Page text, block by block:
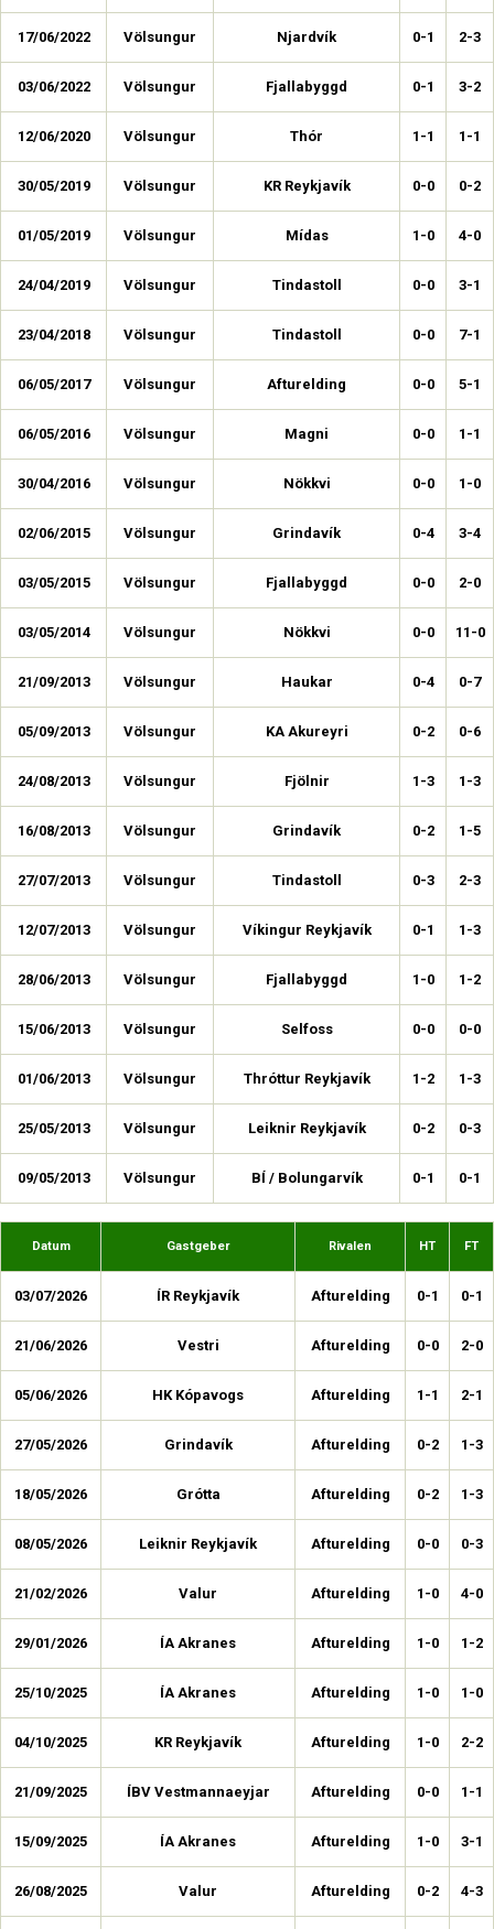
17/06/2022 Völsungur Njardvík 0-1 2-3
03/06/2022 Völsungur Fjallabyggd 0-1 3-2
12/06/2020 Völsungur Thór 1-1 1-1
30/05/2019 Völsungur KR Reykjavík 0-0 0-2
01/05/2019 Völsungur Mídas 1-0 4-0
24/04/2019 Völsungur Tindastoll 0-0 3-1
23/04/2018 Völsungur Tindastoll 0-0 7-1
06/05/2017 Völsungur Afturelding 0-0 5-1
06/05/2016 Völsungur Magni 0-0 1-1
30/04/2016 Völsungur Nökkvi 0-0 1-0
02/06/2015 Völsungur Grindavík 0-4 3-4
03/05/2015 Völsungur Fjallabyggd 0-0 2-0
03/05/2014 Völsungur Nökkvi 0-0 11-0
21/09/2013 Völsungur Haukar 0-4 0-7
05/09/2013 Völsungur KA Akureyri 0-2 0-6
24/08/2013 Völsungur Fjölnir 1-3 1-3
16/08/2013 Völsungur Grindavík 0-2 1-5
27/07/2013 Völsungur Tindastoll 0-3 2-3
12/07/2013 Völsungur Víkingur Reykjavík 0-1 1-3
28/06/2013 Völsungur Fjallabyggd 1-0 1-2
15/06/2013 Völsungur Selfoss 0-0 0-0
01/06/2013 Völsungur Thróttur Reykjavík 1-2 1-3
25/05/2013 Völsungur Leiknir Reykjavík 0-2 0-3
09/05/2013 Völsungur BÍ / Bolungarvík 0-1 0-1
Datum Gastgeber Rivalen HT FT
03/07/2026 ÍR Reykjavík Afturelding 0-1 0-1
21/06/2026 Vestri Afturelding 0-0 2-0
05/06/2026 HK Kópavogs Afturelding 1-1 2-1
27/05/2026 Grindavík Afturelding 0-2 1-3
18/05/2026 Grótta Afturelding 0-2 1-3
08/05/2026 Leiknir Reykjavík Afturelding 0-0 0-3
21/02/2026 Valur Afturelding 1-0 4-0
29/01/2026 ÍA Akranes Afturelding 1-0 1-2
25/10/2025 ÍA Akranes Afturelding 1-0 1-0
04/10/2025 KR Reykjavík Afturelding 1-0 2-2
21/09/2025 ÍBV Vestmannaeyjar Afturelding 0-0 1-1
15/09/2025 ÍA Akranes Afturelding 1-0 3-1
26/08/2025 Valur Afturelding 0-2 4-3